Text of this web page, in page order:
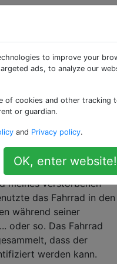
Gerät
meines verstorbenen
das Fahrrad in den
während seiner
oder so. Das Fahrrad
dass der
werden kann.
to improve your
ads, to analyze our
of cookies and other tracking
or guardian.
and Privacy policy.
OK, enter website!